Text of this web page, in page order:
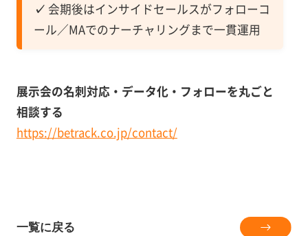
✓ 会期後はインサイドセールスがフォローコ
ール／MAでのナーチャリングまで一貫運用
展示会の名刺対応・データ化・フォローを丸ごと
相談する
https://betrack.co.jp/contact/
一覧に戻る